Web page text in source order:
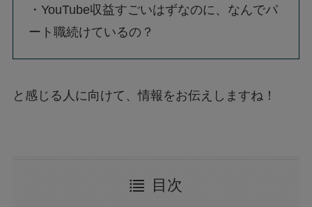
・YouTube収益すごいはずなのに、なんでパ
ート職続けているの？
と感じる人に向けて、情報をお伝えしますね！
目次